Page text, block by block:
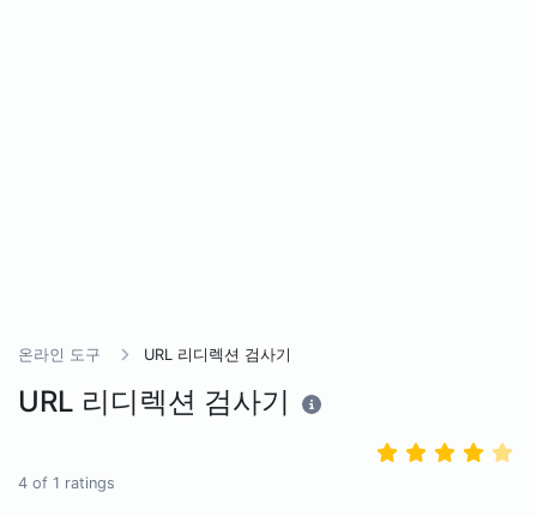
온라인 도구 URL 리디렉션 검사기
URL 리디렉션 검사기
4 of 1 ratings